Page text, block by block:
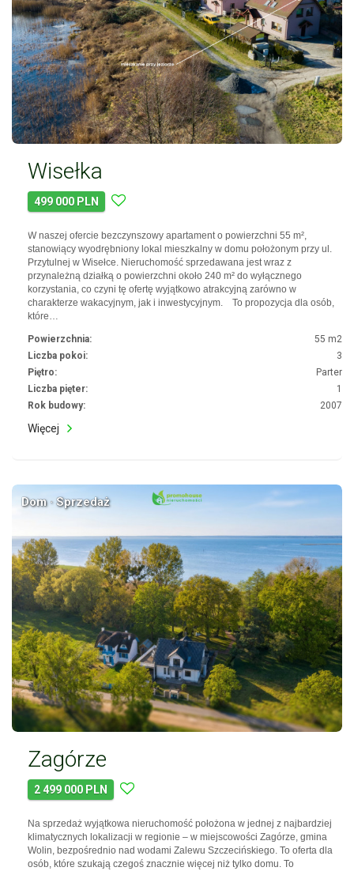
Wisełka
499 000 PLN
W naszej ofercie bezczynszowy apartament o powierzchni 55 m²,
stanowiący wyodrębniony lokal mieszkalny w domu położonym przy ul.
Przytulnej w Wisełce. Nieruchomość sprzedawana jest wraz z
przynależną działką o powierzchni około 240 m² do wyłącznego
korzystania, co czyni tę ofertę wyjątkowo atrakcyjną zarówno w
charakterze wakacyjnym, jak i inwestycyjnym. To propozycja dla osób,
które…
Powierzchnia:
55 m2
Liczba pokoi:
3
Piętro:
Parter
Liczba pięter:
1
Rok budowy:
2007
Więcej
Dom · Sprzedaż
Zagórze
2 499 000 PLN
Na sprzedaż wyjątkowa nieruchomość położona w jednej z najbardziej
klimatycznych lokalizacji w regionie – w miejscowości Zagórze, gmina
Wolin, bezpośrednio nad wodami Zalewu Szczecińskiego. To oferta dla
osób, które szukają czegoś znacznie więcej niż tylko domu. To